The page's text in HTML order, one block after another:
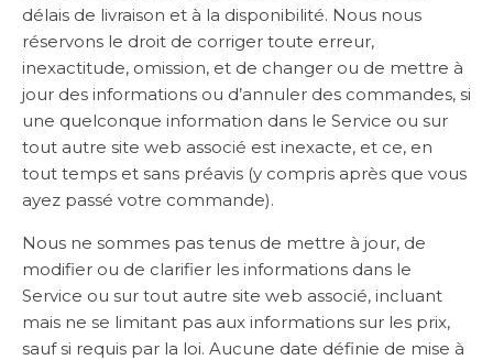
délais de livraison et à la disponibilité. Nous nous
réservons le droit de corriger toute erreur,
inexactitude, omission, et de changer ou de mettre à
jour des informations ou d’annuler des commandes, si
une quelconque information dans le Service ou sur
tout autre site web associé est inexacte, et ce, en
tout temps et sans préavis (y compris après que vous
ayez passé votre commande).
Nous ne sommes pas tenus de mettre à jour, de
modifier ou de clarifier les informations dans le
Service ou sur tout autre site web associé, incluant
mais ne se limitant pas aux informations sur les prix,
sauf si requis par la loi. Aucune date définie de mise à